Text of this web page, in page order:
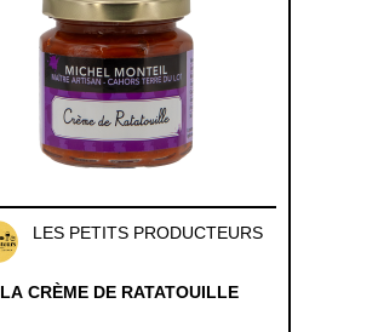
LES PETITS PRODUCTEURS
LA CRÈME DE RATATOUILLE